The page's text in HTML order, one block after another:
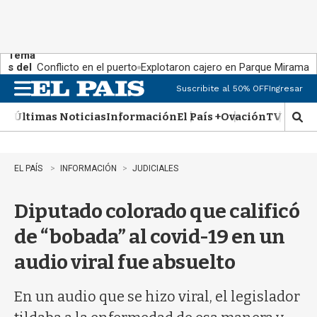
Tema
s del
día:
Conflicto en el puerto Explotaron cajero en Parque Miramar
n
u
Suscribite al 50% OFFIngresar
Últimas NoticiasInformaciónEl País +OvaciónTV Show
M
o
r
b
e
d
EL PAÍS INFORMACIÓN JUDICIALES
Diputado colorado que calificó
de “bobada” al covid-19 en un
audio viral fue absuelto
En un audio que se hizo viral, el legislador